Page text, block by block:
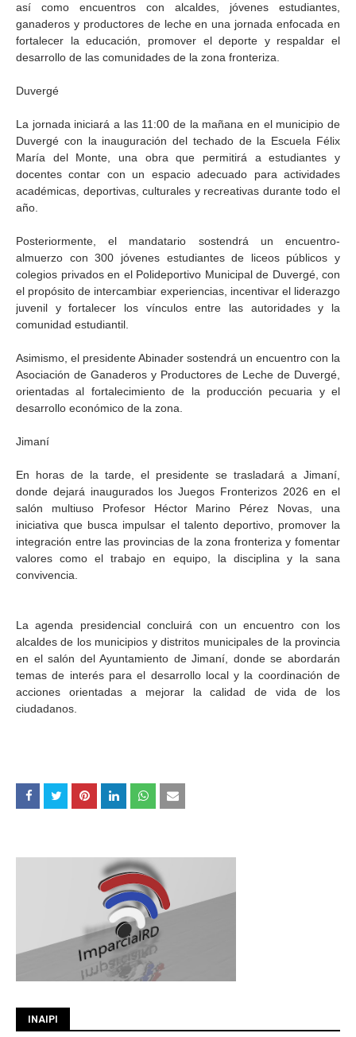
así como encuentros con alcaldes, jóvenes estudiantes,
ganaderos y productores de leche en una jornada enfocada en
fortalecer la educación, promover el deporte y respaldar el
desarrollo de las comunidades de la zona fronteriza.
Duvergé
La jornada iniciará a las 11:00 de la mañana en el municipio de
Duvergé con la inauguración del techado de la Escuela Félix
María del Monte, una obra que permitirá a estudiantes y
docentes contar con un espacio adecuado para actividades
académicas, deportivas, culturales y recreativas durante todo el
año.
Posteriormente, el mandatario sostendrá un encuentro-
almuerzo con 300 jóvenes estudiantes de liceos públicos y
colegios privados en el Polideportivo Municipal de Duvergé, con
el propósito de intercambiar experiencias, incentivar el liderazgo
juvenil y fortalecer los vínculos entre las autoridades y la
comunidad estudiantil.
Asimismo, el presidente Abinader sostendrá un encuentro con la
Asociación de Ganaderos y Productores de Leche de Duvergé,
orientadas al fortalecimiento de la producción pecuaria y el
desarrollo económico de la zona.
Jimaní
En horas de la tarde, el presidente se trasladará a Jimaní,
donde dejará inaugurados los Juegos Fronterizos 2026 en el
salón multiuso Profesor Héctor Marino Pérez Novas, una
iniciativa que busca impulsar el talento deportivo, promover la
integración entre las provincias de la zona fronteriza y fomentar
valores como el trabajo en equipo, la disciplina y la sana
convivencia.
La agenda presidencial concluirá con un encuentro con los
alcaldes de los municipios y distritos municipales de la provincia
en el salón del Ayuntamiento de Jimaní, donde se abordarán
temas de interés para el desarrollo local y la coordinación de
acciones orientadas a mejorar la calidad de vida de los
ciudadanos.
INAIPI